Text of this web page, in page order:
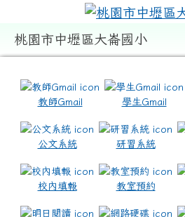
桃園市中壢區大崙國小
教師Gmail 學生Gmail
公文系統 研習系統
校內填報 教室預約